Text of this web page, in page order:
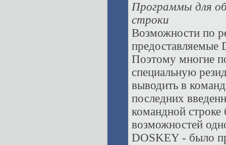
Программы для
строки
Возможности по
предоставляемые
Поэтому многие
специальную
выводить в
последних
командной
возможностей
DOSKEY - было